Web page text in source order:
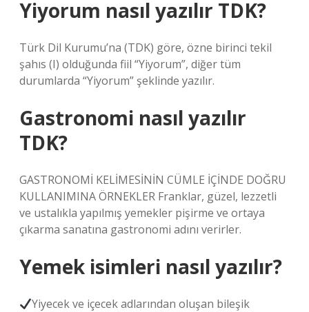
Yiyorum nasıl yazılır TDK?
Türk Dil Kurumu’na (TDK) göre, özne birinci tekil
şahıs (I) olduğunda fiil “Yiyorum”, diğer tüm
durumlarda “Yiyorum” şeklinde yazılır.
Gastronomi nasıl yazılır
TDK?
GASTRONOMİ KELİMESİNİN CÜMLE İÇİNDE DOĞRU
KULLANIMINA ÖRNEKLER Franklar, güzel, lezzetli
ve ustalıkla yapılmış yemekler pişirme ve ortaya
çıkarma sanatına gastronomi adını verirler.
Yemek isimleri nasıl yazılır?
Yiyecek ve içecek adlarından oluşan bileşik